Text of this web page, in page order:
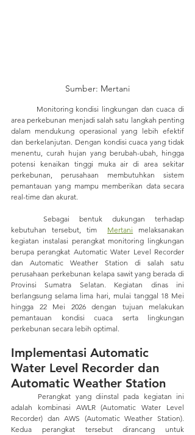
Sumber: Mertani
area perkebunan menjadi salah satu langkah penting
dalam mendukung operasional yang lebih efektif
dan berkelanjutan. Dengan kondisi cuaca yang tidak
menentu, curah hujan yang berubah-ubah, hingga
potensi kenaikan tinggi muka air di area sekitar
perkebunan, perusahaan membutuhkan sistem
pemantauan yang mampu memberikan data secara
real-time dan akurat.
kebutuhan tersebut, tim Mertani melaksanakan
kegiatan instalasi perangkat monitoring lingkungan
berupa perangkat Automatic Water Level Recorder
dan Automatic Weather Station di salah satu
perusahaan perkebunan kelapa sawit yang berada di
Provinsi Sumatra Selatan. Kegiatan dinas ini
berlangsung selama lima hari, mulai tanggal 18 Mei
hingga 22 Mei 2026 dengan tujuan melakukan
pemantauan kondisi cuaca serta lingkungan
perkebunan secara lebih optimal.
Implementasi Automatic
Water Level Recorder dan
Automatic Weather Station
adalah kombinasi AWLR (Automatic Water Level
Recorder) dan AWS (Automatic Weather Station).
Kedua perangkat tersebut dirancang untuk